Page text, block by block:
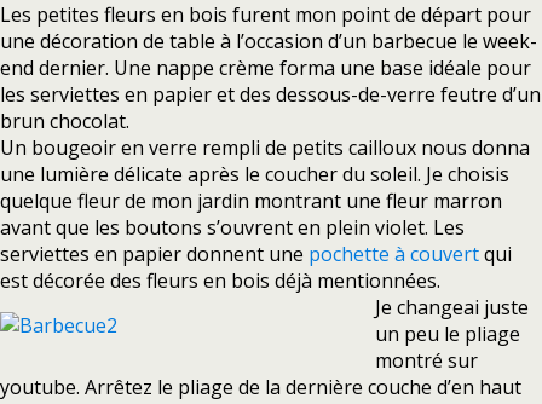
Les petites fleurs en bois furent mon point de départ pour
une décoration de table à l’occasion d’un barbecue le week-
end dernier. Une nappe crème forma une base idéale pour
les serviettes en papier et des dessous-de-verre feutre d’un
brun chocolat.
Un bougeoir en verre rempli de petits cailloux nous donna
une lumière délicate après le coucher du soleil. Je choisis
quelque fleur de mon jardin montrant une fleur marron
avant que les boutons s’ouvrent en plein violet. Les
serviettes en papier donnent une pochette à couvertqui
est décorée des fleurs en bois déjà mentionnées.
Je changeai juste
un peu le pliage
montré sur
youtube. Arrêtez le pliage de la dernière couche d’en haut